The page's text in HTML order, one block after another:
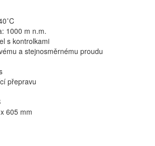
1000 m n.m.
s kontrolkami
a stejnosměrnému proudu
přepravu
605 mm